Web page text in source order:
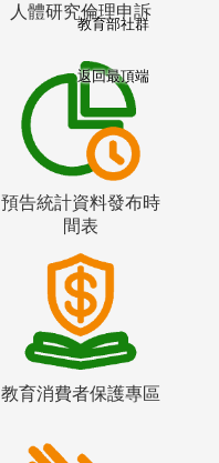
人體研究倫理申訴
預告統計資料發布時
間表
教育消費者保護專區
教育部社群
返回最頂端